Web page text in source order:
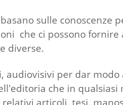
sulle conoscenze
che ci possono
diverse.
per dar
che in qualsiasi
articoli, tesi,